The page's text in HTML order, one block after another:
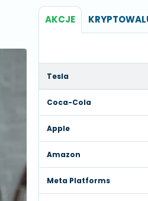
AKCJE
Tesla
Coca-Cola
Apple
Amazon
Meta Platforms